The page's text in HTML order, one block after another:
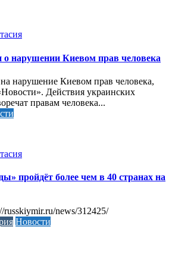
нарушении Киевом прав человека
нарушение Киевом прав человека,
Действия украинских
правам человека...
пройдёт более чем в 40 странах на
news/312425/
Новости